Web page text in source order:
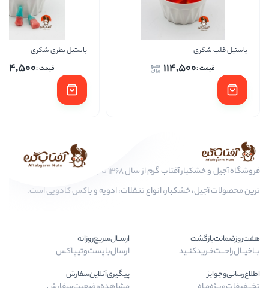
فروشگاه آجیل و خشکبار آفتاب گرم از سال 1368 تا به امروز، عرضه کننده مرغوب
انواع تنقلات، ادویه و باکس کادویی است.
ارســال‌سریع‌روزانه
ارسال‌با‌پست‌و‌تیپاکس
پیگیری‌آنلاین‌سفارش